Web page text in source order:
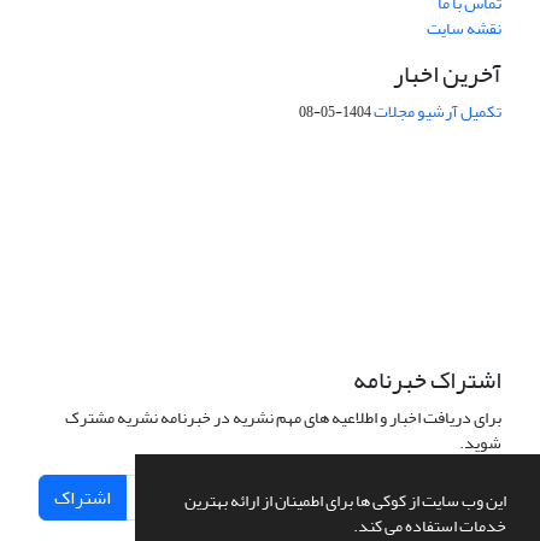
این وب سایت از کوکی ها برای اطمینان از ارائه بهترین
خدمات استفاده می کند.
نقشه سایت
آخرین اخبار
تکمیل آرشیو مجلات1404-05-08
اشتراک خبرنامه
برای دریافت اخبار و اطلاعیه های مهم نشریه در خبرنامه نشریه مشترک
شوید.
اشتراک